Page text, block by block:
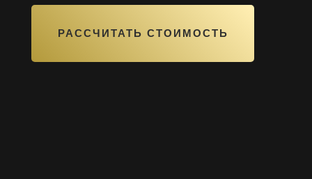
РАССЧИТАТЬ СТОИМОСТЬ